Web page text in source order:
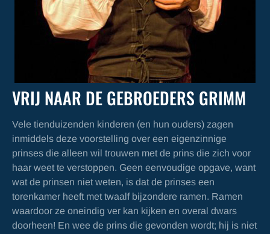
VRIJ NAAR DE GEBROEDERS GRIMM
Vele tienduizenden kinderen (en hun ouders) zagen
inmiddels deze voorstelling over een eigenzinnige
prinses die alleen wil trouwen met de prins die zich voor
haar weet te verstoppen. Geen eenvoudige opgave, want
wat de prinsen niet weten, is dat de prinses een
torenkamer heeft met twaalf bijzondere ramen. Ramen
waardoor ze oneindig ver kan kijken en overal dwars
doorheen! En wee de prins die gevonden wordt; hij is niet